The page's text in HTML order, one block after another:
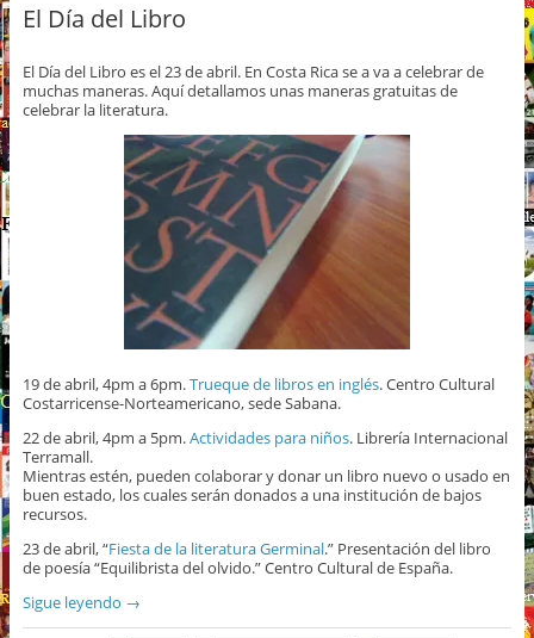
El Día del Libro
El Día del Libro es el 23 de abril. En Costa Rica se a va a celebrar de
muchas maneras. Aquí detallamos unas maneras gratuitas de
celebrar la literatura.
19 de abril, 4pm a 6pm.Trueque de libros en inglés. Centro Cultural
Costarricense-Norteamericano, sede Sabana.
22 de abril, 4pm a 5pm.Actividades para niños. Librería Internacional
Terramall.
Mientras estén, pueden colaborar y donar un libro nuevo o usado en
buen estado, los cuales serán donados a una institución de bajos
recursos.
23 de abril, “Fiesta de la literatura Germinal.” Presentación del libro
de poesía “Equilibrista del olvido.” Centro Cultural de España.
Sigue leyendo →